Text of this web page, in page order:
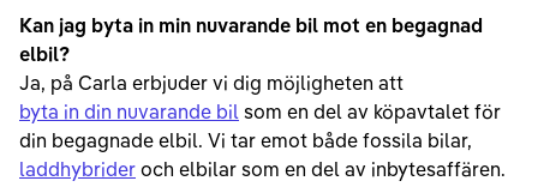
Kan jag byta in min nuvarande bil mot en begagnad
elbil?
Ja, på Carla erbjuder vi dig möjligheten att
byta in din nuvarande bil som en del av köpavtalet för
din begagnade elbil. Vi tar emot både fossila bilar,
laddhybrider och elbilar som en del av inbytesaffären.